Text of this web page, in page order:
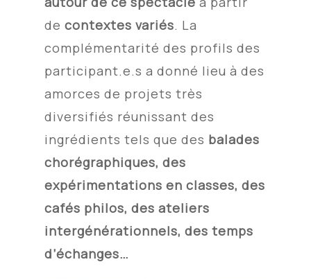
decontextes variés. La
complémentarité des profils des
participant.e.s a donné lieu à des
amorces de projets très
diversifiés réunissant des
ingrédients tels que des balades
chorégraphiques, des
expérimentations en classes, des
cafés philos, des ateliers
intergénérationnels, des temps
d’échanges…